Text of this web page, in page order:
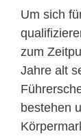
Um sich
zum
Jahre alt
bestehen